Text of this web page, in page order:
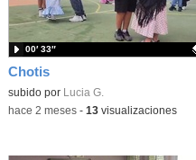
Chotis
Contenido educativo.
subido por Lucia G.
00′ 33″
-hace 2 meses- 13visualizaciones